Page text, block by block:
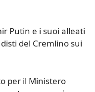
Putin e i suoi alleati
del Cremlino sui
per il Ministero